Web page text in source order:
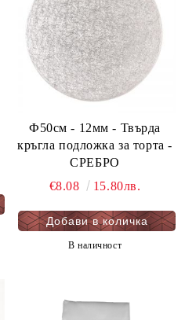
Ф50см - 12мм - Твърда
кръгла подложка за торта -
СРЕБРО
€8.08
15.80лв.
В наличност